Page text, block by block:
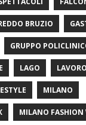
BRUZIO
GRUPPO
LAGO LAVORO
MILANO
MILANO FASHION